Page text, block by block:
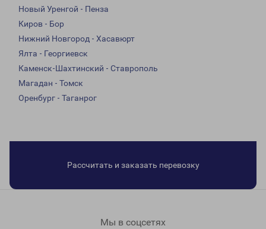
Новый Уренгой - Пенза
Киров - Бор
Нижний Новгород - Хасавюрт
Ялта - Георгиевск
Каменск-Шахтинский - Ставрополь
Магадан - Томск
Оренбург - Таганрог
Рассчитать и заказать перевозку
Мы в соцсетях